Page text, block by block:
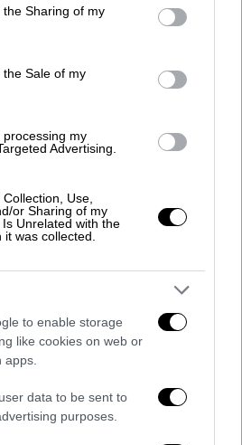
usage behaviour. You may click to
Google and its third-party tags to
purposes in below Google
Sharing of my
Sale of my
my
Advertising.
Use,
or Sharing of my
Unrelated with the
was collected.
to enable storage
like cookies on web or
data to be sent to
purposes.
ποσό, δεν θα έδινα
απλά δε μου άρεσε ο
έγινε», συνέχισε η κ.
η κ. Ελένη συνέχισε
είπε στα παιδιά
γονείς τους και να
για να
τα γυαλιά. Φεύγοντας με
τηλέφωνο και μου είπε
παιδί «από εμένα δεν θα
να πάρεις τα λεφτά,
σε στείλω να πας να
παιδί αυτό είναι γύρω στα
είναι παιδιά γυμνασίου.
ξαναπήρα τηλέφωνο
και τους είπα να